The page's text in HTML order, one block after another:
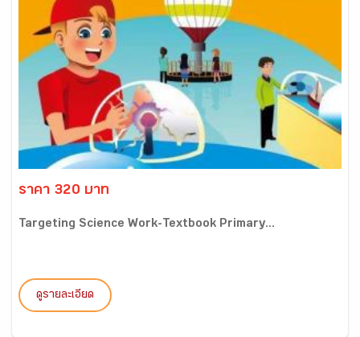
ราคา 320 บาท
Targeting Science Work-Textbook Primary...
ดูรายละเอียด